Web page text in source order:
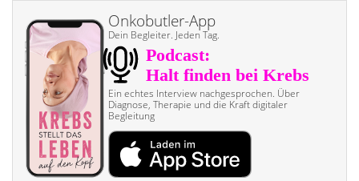
Onkobutler-App
Dein Begleiter. Jeden Tag.
Ein echtes Interview nach­gesprochen. Über
Diagnose, Therapie und die Kraft digitaler
Begleitung